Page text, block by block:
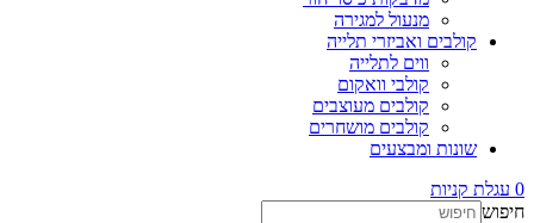
מנעול למגירה
קולבים ואביזרי תלייה
ווים לתלייה
קולבי וואקום
קולבים מעוצבים
קולבים מושחרים
שונות ומבצעים
0 עגלת קניות
חיפוש